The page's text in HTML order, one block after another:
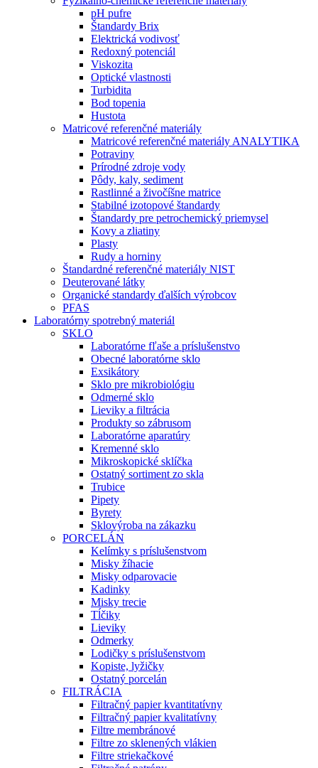
pH pufre
Štandardy Brix
Elektrická vodivosť
Redoxný potenciál
Viskozita
Optické vlastnosti
Turbidita
Bod topenia
Hustota
Matricové referenčné materiály
Matricové referenčné materiály ANALYTIKA
Potraviny
Prírodné zdroje vody
Pôdy, kaly, sediment
Rastlinné a živočíšne matrice
Stabilné izotopové štandardy
Štandardy pre petrochemický priemysel
Kovy a zliatiny
Plasty
Rudy a horniny
Štandardné referenčné materiály NIST
Deuterované látky
Organické standardy ďalších výrobcov
PFAS
Laboratórny spotrebný materiál
SKLO
Laboratórne fľaše a príslušenstvo
Obecné laboratórne sklo
Exsikátory
Sklo pre mikrobiológiu
Odmerné sklo
Lieviky a filtrácia
Produkty so zábrusom
Laboratórne aparatúry
Kremenné sklo
Mikroskopické sklíčka
Ostatný sortiment zo skla
Trubice
Pipety
Byrety
Sklovýroba na zákazku
PORCELÁN
Kelímky s príslušenstvom
Misky žíhacie
Misky odparovacie
Kadinky
Misky trecie
Tĺčiky
Lieviky
Odmerky
Lodičky s príslušenstvom
Kopiste, lyžičky
Ostatný porcelán
FILTRÁCIA
Filtračný papier kvantitatívny
Filtračný papier kvalitatívny
Filtre membránové
Filtre zo sklenených vlákien
Filtre striekačkové